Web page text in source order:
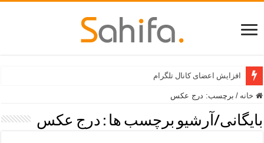
افزایش اعضای کانال تلگرام
خانه / برچسب: درج عکس
بایگانی/آرشیو برچسب ها : درج عکس